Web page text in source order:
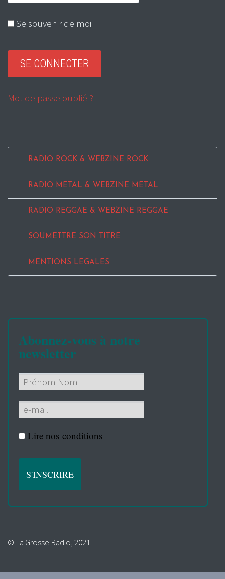
Se souvenir de moi
Mot de passe oublié ?
RADIO ROCK & WEBZINE ROCK
RADIO METAL & WEBZINE METAL
RADIO REGGAE & WEBZINE REGGAE
SOUMETTRE SON TITRE
MENTIONS LEGALES
Abonnez-vous à notre
newsletter
Lire nos conditions
© La Grosse Radio, 2021